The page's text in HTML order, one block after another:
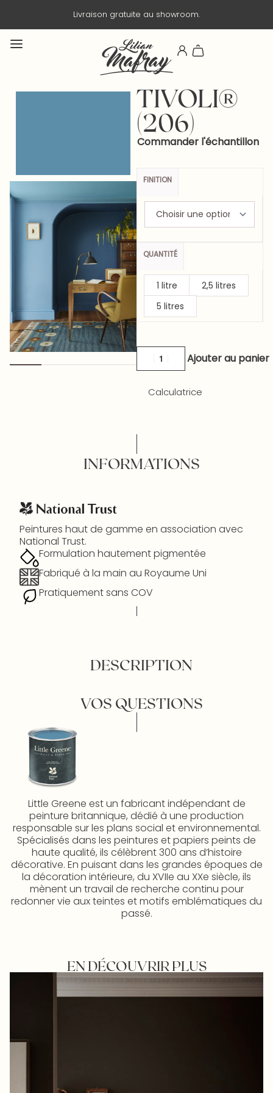
Livraison gratuite au showroom.
TIVOLI®
(206)
Commander l'échantillon
FINITION
QUANTITÉ
1 litre
2,5 litres
5 litres
Ajouter au panier
Calculatrice
INFORMATIONS
Peintures haut de gamme en association avec
National Trust.
Formulation hautement pigmentée
Fabriqué à la main au Royaume Uni
Pratiquement sans COV
DESCRIPTION
VOS QUESTIONS
Little Greene est un fabricant indépendant de
peinture britannique, dédié à une production
responsable sur les plans social et environnemental.
Spécialisés dans les peintures et papiers peints de
haute qualité, ils célèbrent 300 ans d’histoire
décorative. En puisant dans les grandes époques de
la décoration intérieure, du XVIIe au XXe siècle, ils
mènent un travail de recherche continu pour
redonner vie aux teintes et motifs emblématiques du
passé.
EN DÉCOUVRIR PLUS